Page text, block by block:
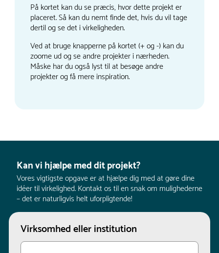
På kortet kan du se præcis, hvor dette projekt er
placeret. Så kan du nemt finde det, hvis du vil tage
dertil og se det i virkeligheden.
Ved at bruge knapperne på kortet (+ og -) kan du
zoome ud og se andre projekter i nærheden.
Måske har du også lyst til at besøge andre
projekter og få mere inspiration.
Kan vi hjælpe med dit projekt?
Vores vigtigste opgave er at hjælpe dig med at gøre dine
idéer til virkelighed. Kontakt os til en snak om mulighederne
– det er naturligvis helt uforpligtende!
Virksomhed eller institution